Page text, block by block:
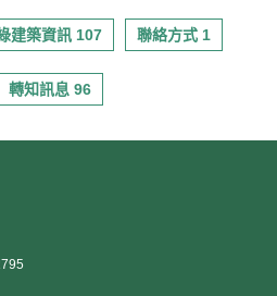
建築資訊 107 聯絡方式 1
轉知訊息 96